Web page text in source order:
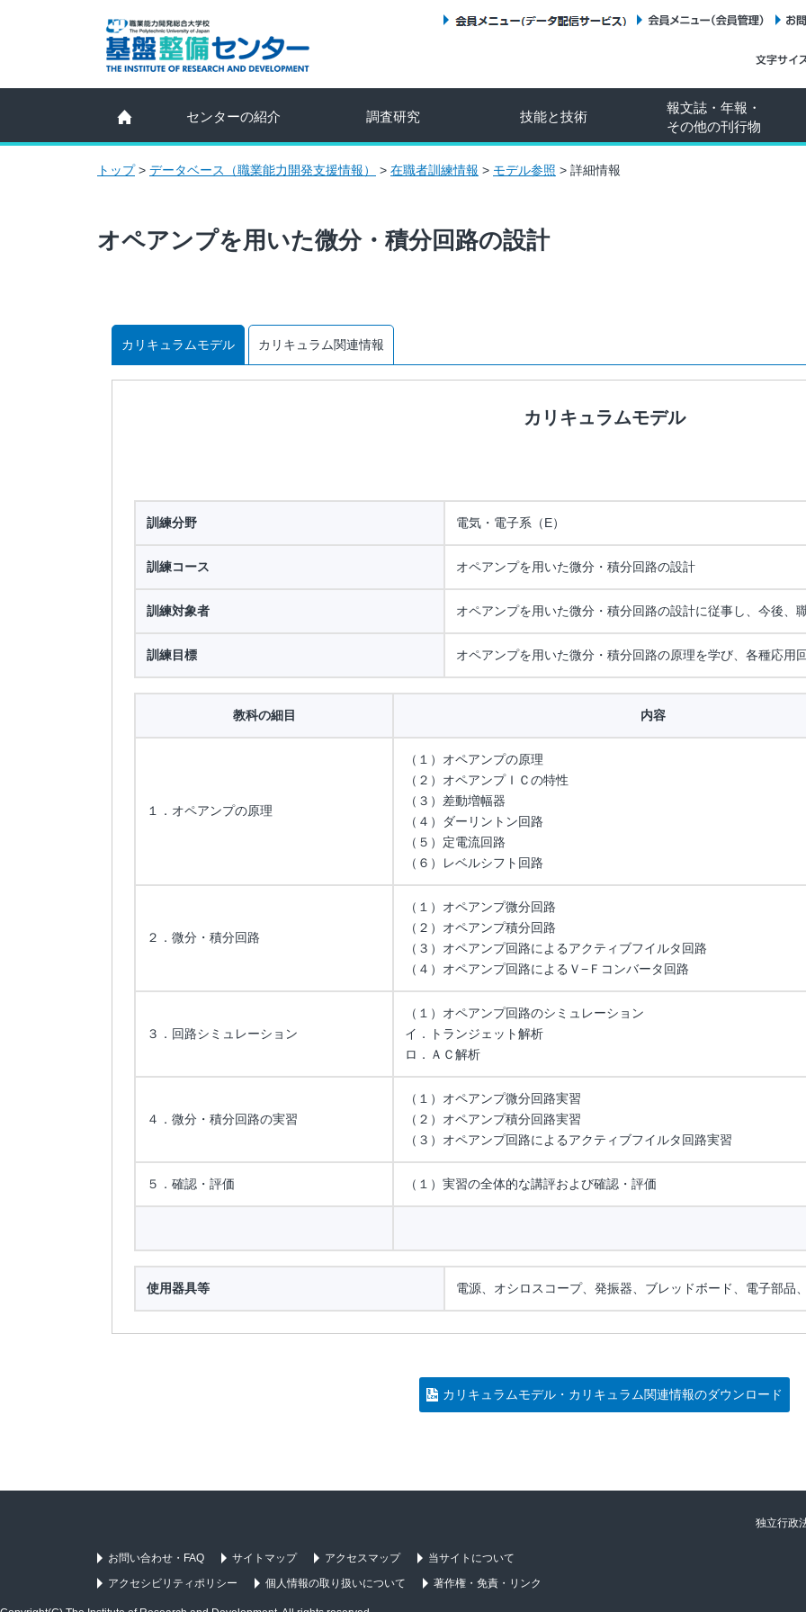
センターの紹介 調査研究 技能と技術
報文誌・年報・
その他の刊行物
トップ> データベース（職業能力開発支援情報） > 在職者訓練情報 > モデル参照 > 詳細情報
オペアンプを用いた微分・積分回路の設計
カリキュラムモデル カリキュラム関連情報
カリキュラムモデル
訓練分野 電気・電子系（E）
訓練コース オペアンプを用いた微分・積分回路の設計
訓練対象者 オペアンプを用いた微分・積分回路の設計に従事し、今後、
訓練目標 オペアンプを用いた微分・積分回路の原理を学び、各種応用
教科の細目 内容
１．オペアンプの原理
（１）オペアンプの原理
（２）オペアンプＩＣの特性
（３）差動増幅器
（４）ダーリントン回路
（５）定電流回路
（６）レベルシフト回路
２．微分・積分回路
（１）オペアンプ微分回路
（２）オペアンプ積分回路
（３）オペアンプ回路によるアクティブフイルタ回路
（４）オペアンプ回路によるＶ−Ｆコンバータ回路
３．回路シミュレーション
（１）オペアンプ回路のシミュレーション
イ．トランジェット解析
ロ．ＡＣ解析
４．微分・積分回路の実習
（１）オペアンプ微分回路実習
（２）オペアンプ積分回路実習
（３）オペアンプ回路によるアクティブフイルタ回路実習
５．確認・評価 （１）実習の全体的な講評および確認・評価
使用器具等 電源、オシロスコープ、発振器、ブレッドボード、電子部品
カリキュラムモデル・カリキュラム関連情報のダウンロード
お問い合わせ・FAQ サイトマップ アクセスマップ
当サイトについて
アクセシビリティポリシー
個人情報の取り扱いについて 著作権・免責・リンク
独立行政